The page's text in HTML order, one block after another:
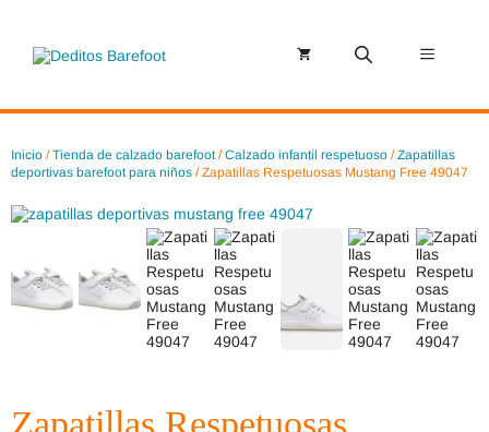
Menú
Inicio /Tienda de calzado barefoot/Calzado infantil respetuoso /Zapatillas
deportivas barefoot para niños / Zapatillas Respetuosas Mustang Free 49047
Zapatillas Respetuosas